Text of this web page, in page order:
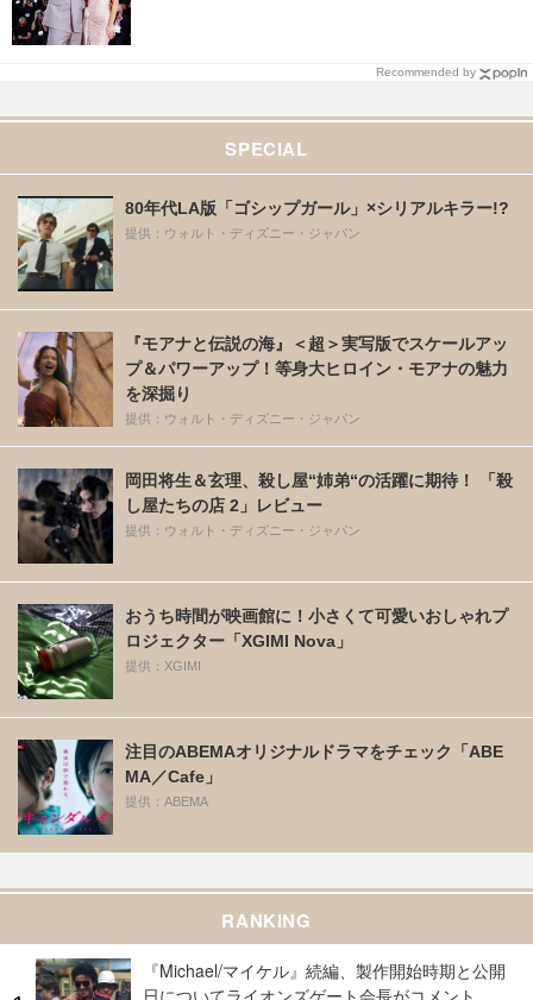
Recommended by
SPECIAL
80年代LA版「ゴシップガール」×シリアルキラー!?
提供：ウォルト・ディズニー・ジャパン
『モアナと伝説の海』＜超＞実写版でスケールアッ
プ＆パワーアップ！等身大ヒロイン・モアナの魅力
を深掘り
提供：ウォルト・ディズニー・ジャパン
岡田将生＆玄理、殺し屋“姉弟“の活躍に期待！ 「殺
し屋たちの店 2」レビュー
提供：ウォルト・ディズニー・ジャパン
おうち時間が映画館に！小さくて可愛いおしゃれプ
ロジェクター「XGIMI Nova」
提供：XGIMI
注目のABEMAオリジナルドラマをチェック「ABE
MA／Cafe」
提供：ABEMA
RANKING
『Michael/マイケル』続編、製作開始時期と公開
日についてライオンズゲート会長がコメント